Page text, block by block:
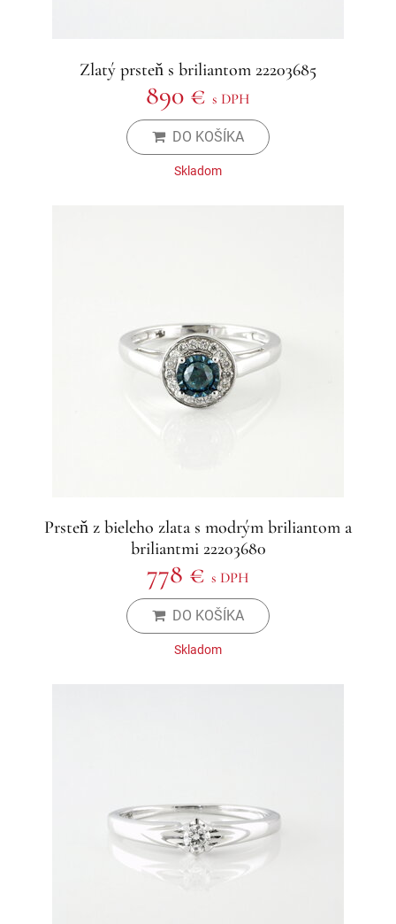
Zlatý prsteň s briliantom 22203685
890 € s DPH
DO KOŠÍKA
Skladom
Prsteň z bieleho zlata s modrým briliantom a
briliantmi 22203680
778 € s DPH
DO KOŠÍKA
Skladom